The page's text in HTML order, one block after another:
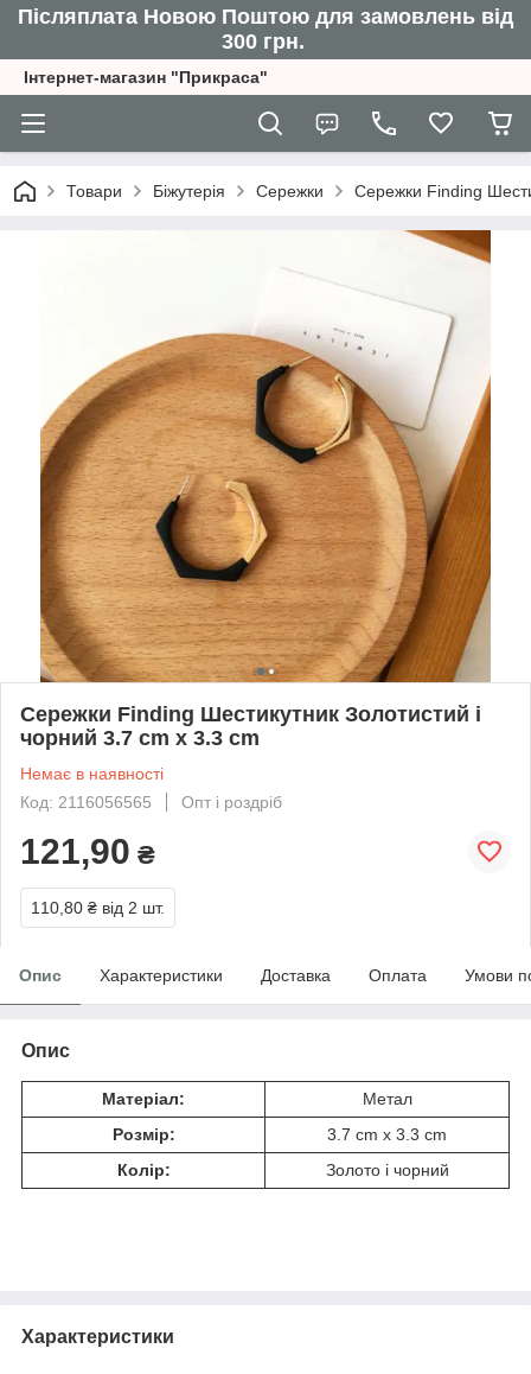
Післяплата Новою Поштою для замовлень від
300 грн.
Інтернет-магазин "Прикраса"
Товари Біжутерія Сережки Сережки Finding
Сережки Finding Шестикутник Золотистий і
чорний 3.7 cm x 3.3 cm
Немає в наявності
Код: 2116056565
Опт і роздріб
121,90 ₴
110,80 ₴ від 2 шт.
Опис Характеристики Доставка Оплата Умови
Опис
Матеріал:
Метал
Розмір:
3.7 cm x 3.3 cm
Колір:
Золото і чорний
Характеристики